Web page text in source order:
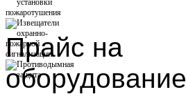
Прайс на
оборудование